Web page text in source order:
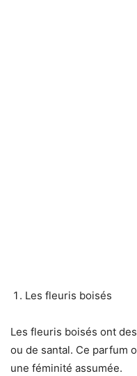
Les fleuris boisés
Les fleuris boisés ont
ou de santal. Ce parfum
une féminité assumée.